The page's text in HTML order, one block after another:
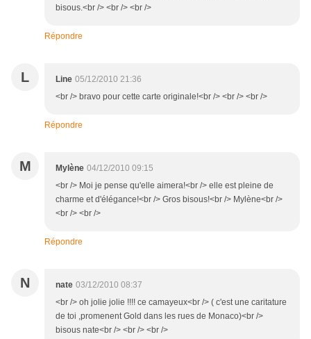
bisous.<br /> <br /> <br />
Répondre
L Line 05/12/2010 21:36
<br /> bravo pour cette carte originale!<br /> <br /> <br />
Répondre
M Mylène 04/12/2010 09:15
<br /> Moi je pense qu'elle aimera!<br /> elle est pleine de
charme et d'élégance!<br /> Gros bisous!<br /> Mylène<br />
<br /> <br />
Répondre
N nate 03/12/2010 08:37
<br /> oh jolie jolie !!!! ce camayeux<br /> ( c'est une caritature
de toi ,promenent Gold dans les rues de Monaco)<br />
bisous nate<br /> <br /> <br />